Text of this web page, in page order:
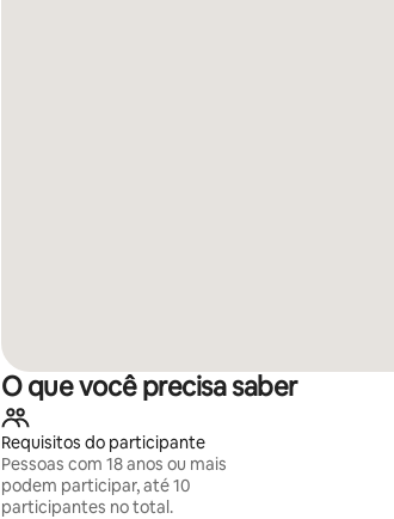
O que você precisa saber
Requisitos do participante
Pessoas com 18 anos ou mais
podem participar, até 10
participantes no total.